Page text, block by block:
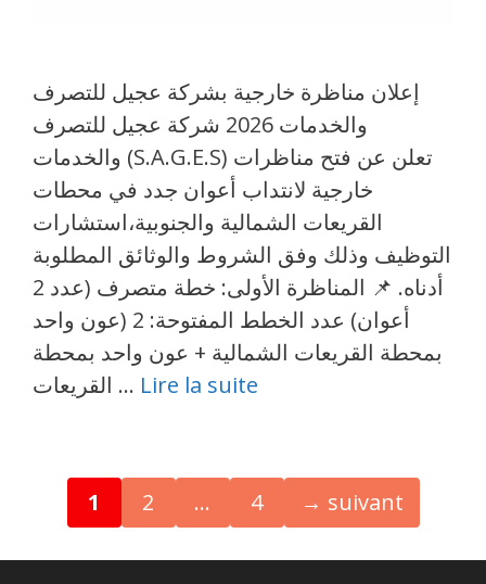
إعلان مناظرة خارجية بشركة عجيل للتصرف
والخدمات 2026 شركة عجيل للتصرف
والخدمات (S.A.G.E.S) تعلن عن فتح مناظرات
خارجية لانتداب أعوان جدد في محطات
القريعات الشمالية والجنوبية،استشارات
التوظيف وذلك وفق الشروط والوثائق المطلوبة
أدناه. 📌 المناظرة الأولى: خطة متصرف (عدد 2
أعوان) عدد الخطط المفتوحة: 2 (عون واحد
بمحطة القريعات الشمالية + عون واحد بمحطة
القريعات … Lire la suite
Navigation
articles
Page
1 Page
2 … Page
4 → suivant